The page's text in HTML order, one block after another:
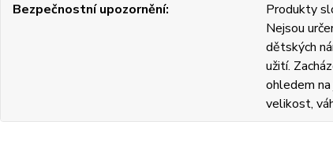
Bezpečnostní upozornění
Produkty
Nejsou
dětských
užití.
ohledem
velikost,